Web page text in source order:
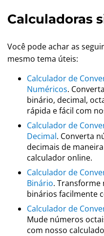
Calculadoras
Você pode achar as
mesmo tema úteis:
Calculador de
Numéricos.
binário, decimal,
rápida e fácil com
Calculador de
Decimal. Converta
decimais de
calculador online.
Calculador de
Binário. Transforme
binários facilmente
Calculador de
Mude números
com nosso